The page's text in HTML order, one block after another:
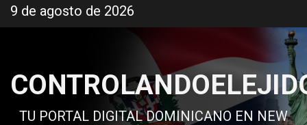
al
9 de agosto de 2026
TU PORTAL DIGITAL DOMINICANO EN NEW